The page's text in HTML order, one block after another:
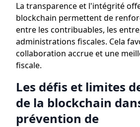
La transparence et l'intégrité
blockchain permettent de
entre les contribuables, les
administrations fiscales. Cela
collaboration accrue et une
fiscale.
Les défis et limites
de la blockchain
prévention de